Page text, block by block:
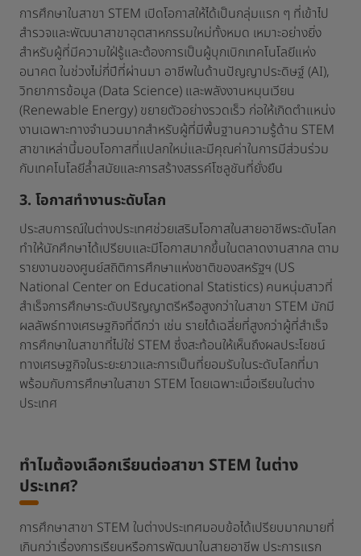
การศึกษาในสาขา STEM เปิดโอกาสให้ได้เป็นกลุ่มแรก ๆ ที่เข้าไป
สำรวจและพัฒนาสาขาอุตสาหกรรมใหม่ทั้งหมด เหมาะอย่างยิ่ง
สำหรับผู้ที่มีความใฝ่รู้และต้องการเป็นผู้บุกเบิกเทคโนโลยีแห่ง
อนาคต ในช่วงไม่กี่ปีที่ผ่านมา อาชีพในด้านปัญญาประดิษฐ์ (AI),
วิทยาการข้อมูล (Data Science) และพลังงานหมุนเวียน
(Renewable Energy) ขยายตัวอย่างรวดเร็ว ก่อให้เกิดตำแหน่ง
งานเฉพาะทางจำนวนมากสำหรับผู้ที่มีพื้นฐานความรู้ด้าน STEM
สาขาเหล่านี้มอบโอกาสที่แปลกใหม่และมีคุณค่าในการมีส่วนร่วม
กับเทคโนโลยีล้ำสมัยและการสร้างสรรค์โซลูชันที่ยั่งยืน
3. โอกาสทำงานระดับโลก
ประสบการณ์ในต่างประเทศช่วยเสริมโอกาสในสายอาชีพระดับโลก
ทำให้นักศึกษาได้เปรียบและมีโอกาสมากขึ้นในตลาดงานสากล ตาม
รายงานของศูนย์สถิติการศึกษาแห่งชาติของสหรัฐฯ (US
National Center on Educational Statistics) คนหนุ่มสาวที่
สำเร็จการศึกษาระดับปริญญาตรีหรือสูงกว่าในสาขา STEM มักมี
ผลลัพธ์ทางเศรษฐกิจที่ดีกว่า เช่น รายได้เฉลี่ยที่สูงกว่าผู้ที่สำเร็จ
การศึกษาในสาขาที่ไม่ใช่ STEM ซึ่งสะท้อนให้เห็นถึงผลประโยชน์
ทางเศรษฐกิจในระยะยาวและการเป็นที่ยอมรับในระดับโลกที่มา
พร้อมกับการศึกษาในสาขา STEM โดยเฉพาะเมื่อเรียนในต่าง
ประเทศ
ทำไมต้องเลือกเรียนต่อสาขา STEM ในต่าง
ประเทศ?
การศึกษาสาขา STEM ในต่างประเทศมอบข้อได้เปรียบมากมายที่
เกินกว่าเรื่องการเรียนหรือการพัฒนาในสายอาชีพ ประการแรก